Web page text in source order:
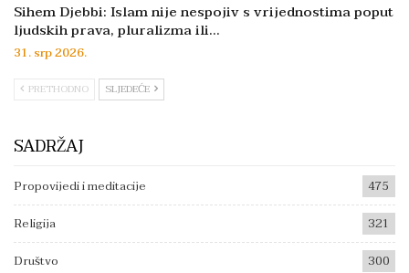
Sihem Djebbi: Islam nije nespojiv s vrijednostima poput
ljudskih prava, pluralizma ili…
31. srp 2026.
PRETHODNO SLJEDEĆE
SADRŽAJ
Propovijedi i meditacije
475
Religija
321
Društvo
300